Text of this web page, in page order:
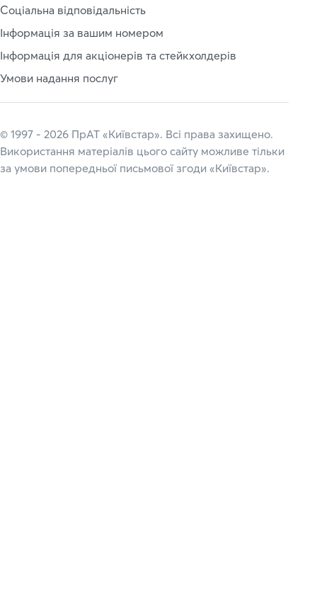
Соціальна відповідальність
Інформація за вашим номером
Інформація для акціонерів та стейкхолдерів
Умови надання послуг
© 1997 - 2026 ПрАТ «Київстар». Всі права захищено.
Використання матеріалів цього сайту можливе тільки
за умови попередньої письмової згоди «Київстар».